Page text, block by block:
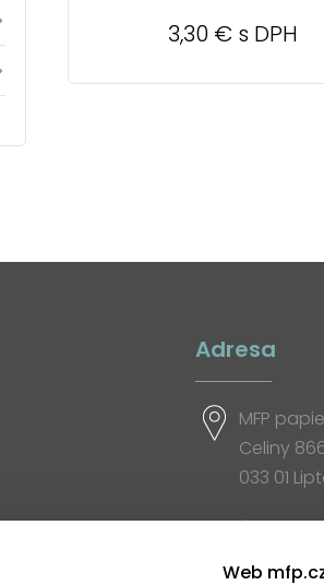
3,30 € s DPH
Adresa
MFP
Celiny
033 01
Otváracia
Web